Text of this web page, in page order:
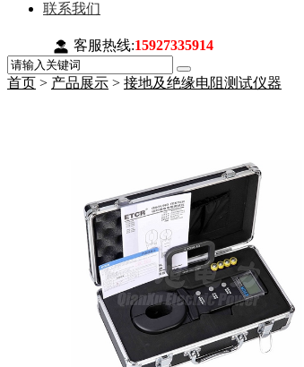
联系我们
客服热线:15927335914
首页 > 产品展示 > 接地及绝缘电阻测试仪器